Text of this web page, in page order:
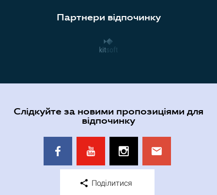
Партнери відпочинку
Слідкуйте за новими пропозиціями для
відпочинку
Поділитися